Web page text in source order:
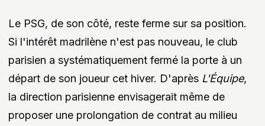
Le PSG, de son côté, reste ferme sur sa position.
Si l'intérêt madrilène n'est pas nouveau, le club
parisien a systématiquement fermé la porte à un
départ de son joueur cet hiver. D'après L'Équipe,
la direction parisienne envisagerait même de
proposer une prolongation de contrat au milieu